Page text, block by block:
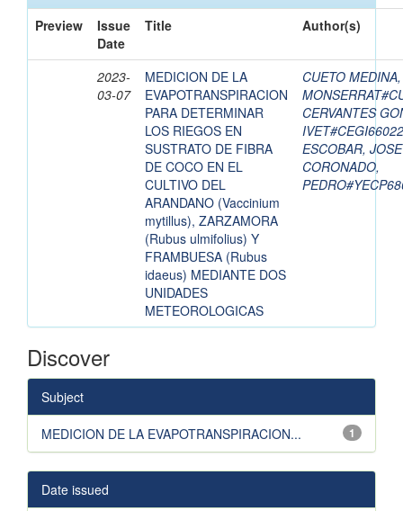
Preview
Issue
Date
Title Author(s)
2023-
03-07
MEDICION DE LA
EVAPOTRANSPIRACION
PARA DETERMINAR
LOS RIEGOS EN
SUSTRATO DE FIBRA
DE COCO EN EL
CULTIVO DEL
ARANDANO (Vaccinium
mytillus), ZARZAMORA
(Rubus ulmifolius) Y
FRAMBUESA (Rubus
idaeus) MEDIANTE DOS
UNIDADES
METEOROLOGICAS
CUETO
CERVANTES
ESCOBAR,
CORONADO,
Discover
Subject
1
MEDICION DE LA EVAPOTRANSPIRACION...
Date issued